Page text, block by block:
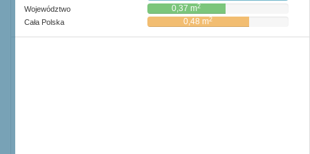
Województwo 0,37 m2
Cała Polska 0,48 m2